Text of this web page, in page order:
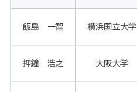
飯島 一智 横浜国立大学
押鐘 浩之 大阪大学